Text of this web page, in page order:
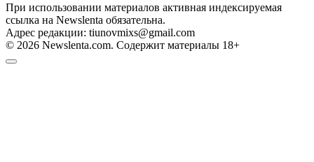
При использовании материалов активная индексируемая
ссылка на Newslenta обязательна.
Адрес редакции: tiunovmixs@gmail.com
© 2026 Newslenta.com. Содержит материалы 18+